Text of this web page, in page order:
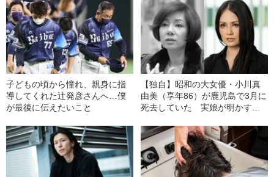
義”
子どもの頃から憧れ、親身に指
導してくれた辻発彦さんへ…僕
が最後に伝えたいこと
【独自】昭和の大女優・小川真
由美（享年86）が鹿児島で3月に
死去していた 実娘が明かす